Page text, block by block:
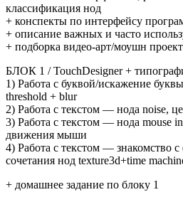
классификация нод
+ конспекты по интерфейсу
+ описание важных и часто
+ подборка видео-арт/моушн
БЛОК 1 / TouchDesigner +
1) Работа с буквой/искажение
threshold + blur
2) Работа с текстом — нода noise,
3) Работа с текстом — нода mouse
движения мыши
4) Работа с текстом — знакомство
сочетания нод texture3d+time
+ домашнее задание по блоку 1